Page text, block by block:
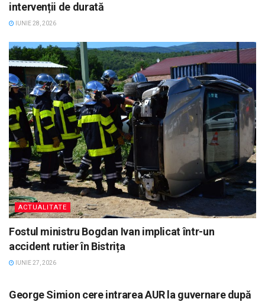
intervenții de durată
IUNIE 28, 2026
ACTUALITATE
Fostul ministru Bogdan Ivan implicat într-un
accident rutier în Bistrița
IUNIE 27, 2026
George Simion cere intrarea AUR la guvernare după